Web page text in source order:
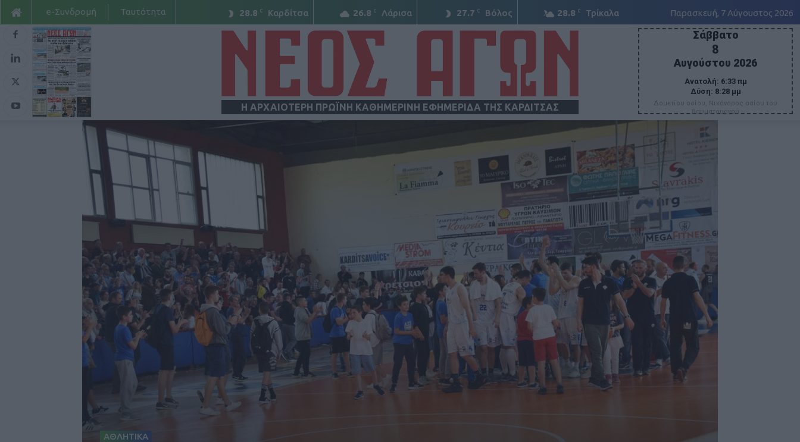
28.8 C Καρδίτσα 26.8 C Λάρισα 27.7 C Βόλος 28.8 C Τρίκαλα Παρασκευή, 7 Αύγουστος 2026
e-Συνδρομή Ταυτότητα
Η ΑΡΧΑΙΟΤΕΡΗ ΠΡΩΪΝΗ ΚΑΘΗΜΕΡΙΝΗ ΕΦΗΜΕΡΙΔΑ ΤΗΣ ΚΑΡΔΙΤΣΑΣ
ΝΕΟΣ
Σάββατο
8
Αυγούστου 2026
Ανατολή: 6:33 πμ
Δύση: 8:28 μμ
Δομετίου οσίου, Νικάνορος οσίου του
θαυματουργού
ΑΘΛΗΤΙΚΑ